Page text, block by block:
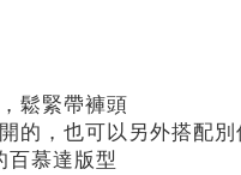
鬆緊帶褲頭
的，也可以另外搭配
百慕達版型